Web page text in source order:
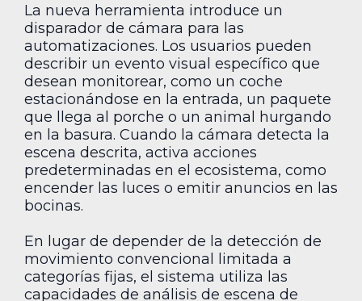
La nueva herramienta introduce un
disparador de cámara para las
automatizaciones. Los usuarios pueden
describir un evento visual específico que
desean monitorear, como un coche
estacionándose en la entrada, un paquete
que llega al porche o un animal hurgando
en la basura. Cuando la cámara detecta la
escena descrita, activa acciones
predeterminadas en el ecosistema, como
encender las luces o emitir anuncios en las
bocinas.
En lugar de depender de la detección de
movimiento convencional limitada a
categorías fijas, el sistema utiliza las
capacidades de análisis de escena de